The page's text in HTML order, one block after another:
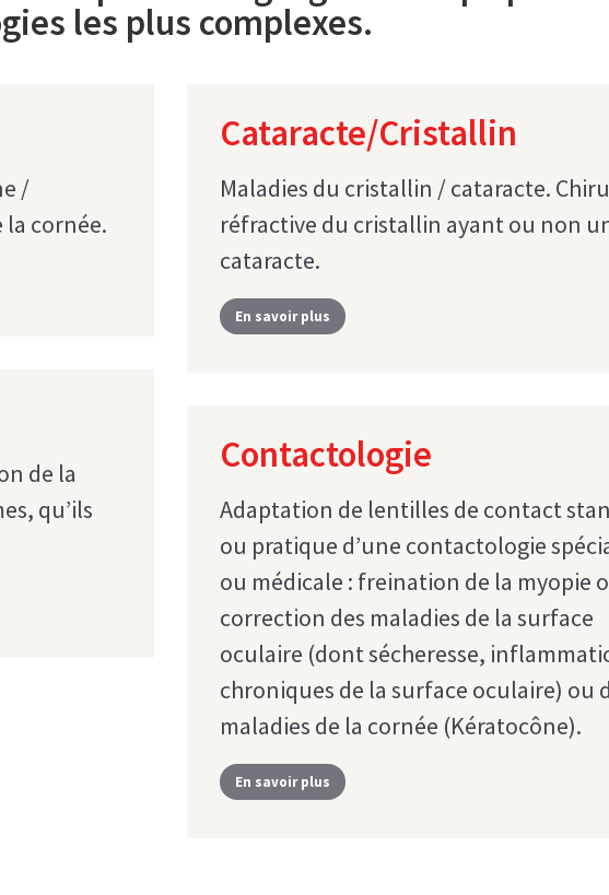
les plus complexes.
/
la cornée.
de la
qu’ils
Cataracte/Cristallin
Maladies du cristallin / cataracte.
réfractive du cristallin ayant ou non
cataracte.
En savoir plus
Contactologie
Adaptation de lentilles de contact
ou pratique d’une contactologie
ou médicale : freination de la myopie
correction des maladies de la surface
oculaire (dont sécheresse,
chroniques de la surface oculaire) ou
maladies de la cornée (Kératocône).
En savoir plus